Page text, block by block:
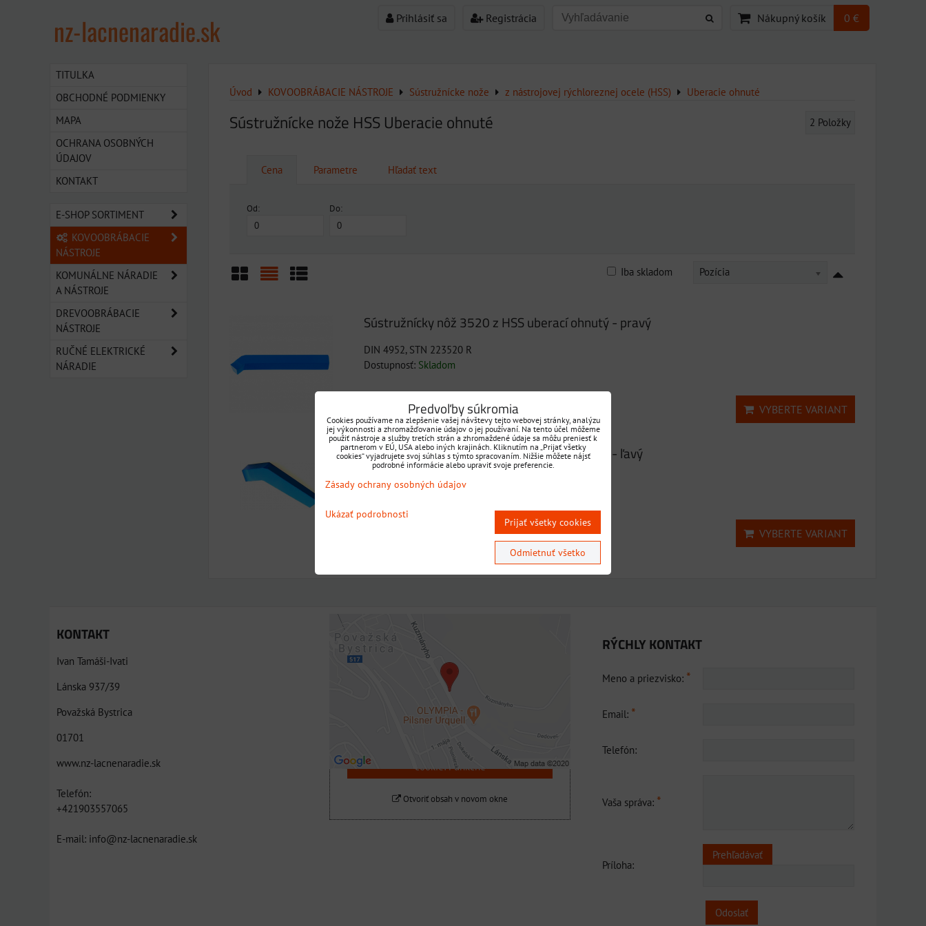
Prihlásiť sa Registrácia Nákupný košík 0 €
nz-lacnenaradie.sk
Úvod KOVOOBRÁBACIE NÁSTROJE Sústružnícke nože z nástrojovej rýchloreznej ocele (HSS) Uberacie ohnuté
Sústružnícke nože HSS Uberacie ohnuté 2 Položky
Cena Parametre Hľadať text
Od: Do:
Pozícia
Iba skladom
Sústružnícky nôž 3520 z HSS uberací ohnutý - pravý
DIN 4952, STN 223520 R
Dostupnosť: Skladom
VYBERTE VARIANT
Sústružnícky nôž 3521 z HSS uberací ohnutý - ľavý
DIN 4952, STN 223521 R
VYBERTE VARIANT
TITULKA
OBCHODNÉ PODMIENKY
MAPA
OCHRANA OSOBNÝCH
ÚDAJOV
KONTAKT
E-SHOP SORTIMENT
KOVOOBRÁBACIE
NÁSTROJE
KOMUNÁLNE NÁRADIE
A NÁSTROJE
DREVOOBRÁBACIE
NÁSTROJE
RUČNÉ ELEKTRICKÉ
NÁRADIE
KONTAKT
Ivan Tamáši-Ivati
Lánska 937/39
Považská Bystrica
01701
www.nz-lacnenaradie.sk
Telefón:
+421903557065
E-mail: info@nz-lacnenaradie.sk
Externý obsah je blokovaný Voľbami
súkromia
Prajete si načítať externý obsah?
Povoliť tentokrát
Povoliť a zapamätať - súhlas s druhom
cookie: Funkčné
Otvoriť obsah v novom okne
RÝCHLY KONTAKT
Meno a priezvisko: *
Email: *
Telefón:
Vaša správa: *
Príloha:
Odoslať
Predvoľby súkromia
Cookies používame na zlepšenie vašej návštevy tejto webovej stránky, analýzu
jej výkonnosti a zhromažďovanie údajov o jej používaní. Na tento účel môžeme
použiť nástroje a služby tretích strán a zhromaždené údaje sa môžu preniesť k
partnerom v EÚ, USA alebo iných krajinách. Kliknutím na „Prijať všetky
cookies“ vyjadrujete svoj súhlas s týmto spracovaním. Nižšie môžete nájsť
podrobné informácie alebo upraviť svoje preferencie.
Zásady ochrany osobných údajov
Ukázať podrobnosti
Prijať všetky cookies
Odmietnuť všetko